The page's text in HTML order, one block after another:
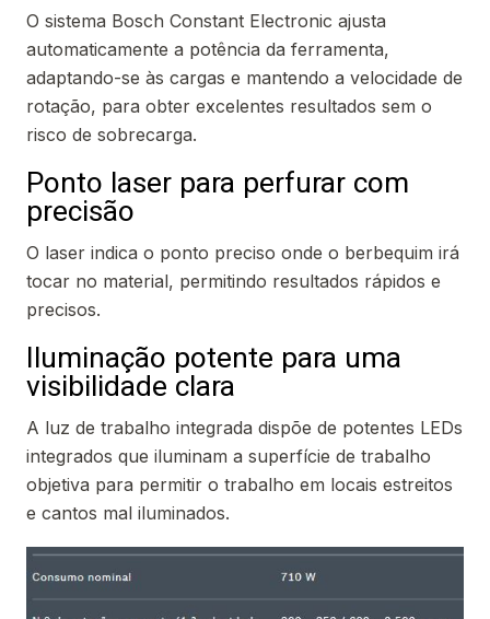
O sistema Bosch Constant Electronic ajusta
automaticamente a potência da ferramenta,
adaptando-se às cargas e mantendo a velocidade de
rotação, para obter excelentes resultados sem o
risco de sobrecarga.
Ponto laser para perfurar com
precisão
O laser indica o ponto preciso onde o berbequim irá
tocar no material, permitindo resultados rápidos e
precisos.
Iluminação potente para uma
visibilidade clara
A luz de trabalho integrada dispõe de potentes LEDs
integrados que iluminam a superfície de trabalho
objetiva para permitir o trabalho em locais estreitos
e cantos mal iluminados.